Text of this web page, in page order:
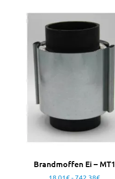
Brandmoffen Ei – MT1